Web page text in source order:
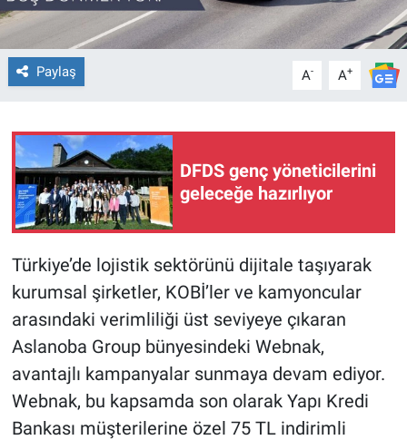
Paylaş A- A+
DFDS genç yöneticilerini
geleceğe hazırlıyor
Türkiye’de lojistik sektörünü dijitale taşıyarak
kurumsal şirketler, KOBİ’ler ve kamyoncular
arasındaki verimliliği üst seviyeye çıkaran
Aslanoba Group bünyesindeki Webnak,
avantajlı kampanyalar sunmaya devam ediyor.
Webnak, bu kapsamda son olarak Yapı Kredi
Bankası müşterilerine özel 75 TL indirimli